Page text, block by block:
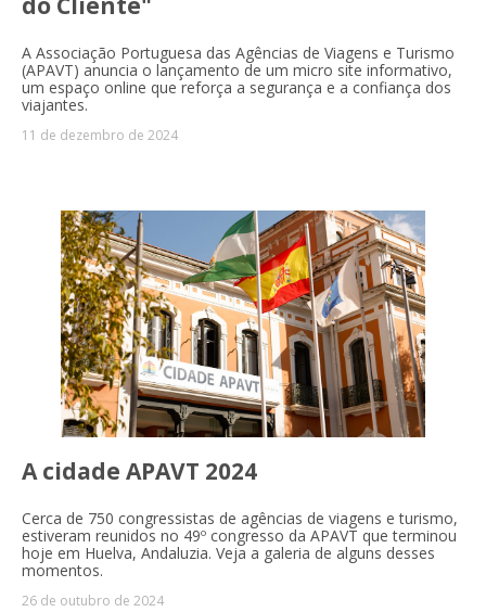
A Associação Portuguesa das Agências de Viagens e Turismo
(APAVT) anuncia o lançamento de um micro site informativo,
um espaço online que reforça a segurança e a confiança dos
viajantes.
11 de dezembro de 2024
A cidade APAVT 2024
Cerca de 750 congressistas de agências de viagens e turismo,
estiveram reunidos no 49º congresso da APAVT que terminou
hoje em Huelva, Andaluzia. Veja a galeria de alguns desses
momentos.
26 de outubro de 2024